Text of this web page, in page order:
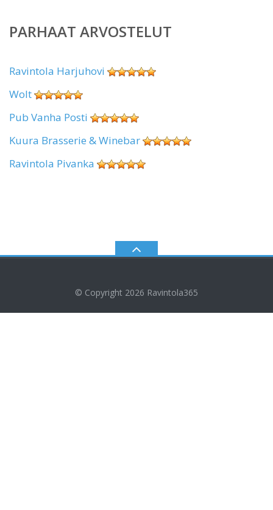
PARHAAT ARVOSTELUT
Ravintola Harjuhovi
Wolt
Pub Vanha Posti
Kuura Brasserie & Winebar
Ravintola Pivanka
© Copyright 2026 Ravintola365